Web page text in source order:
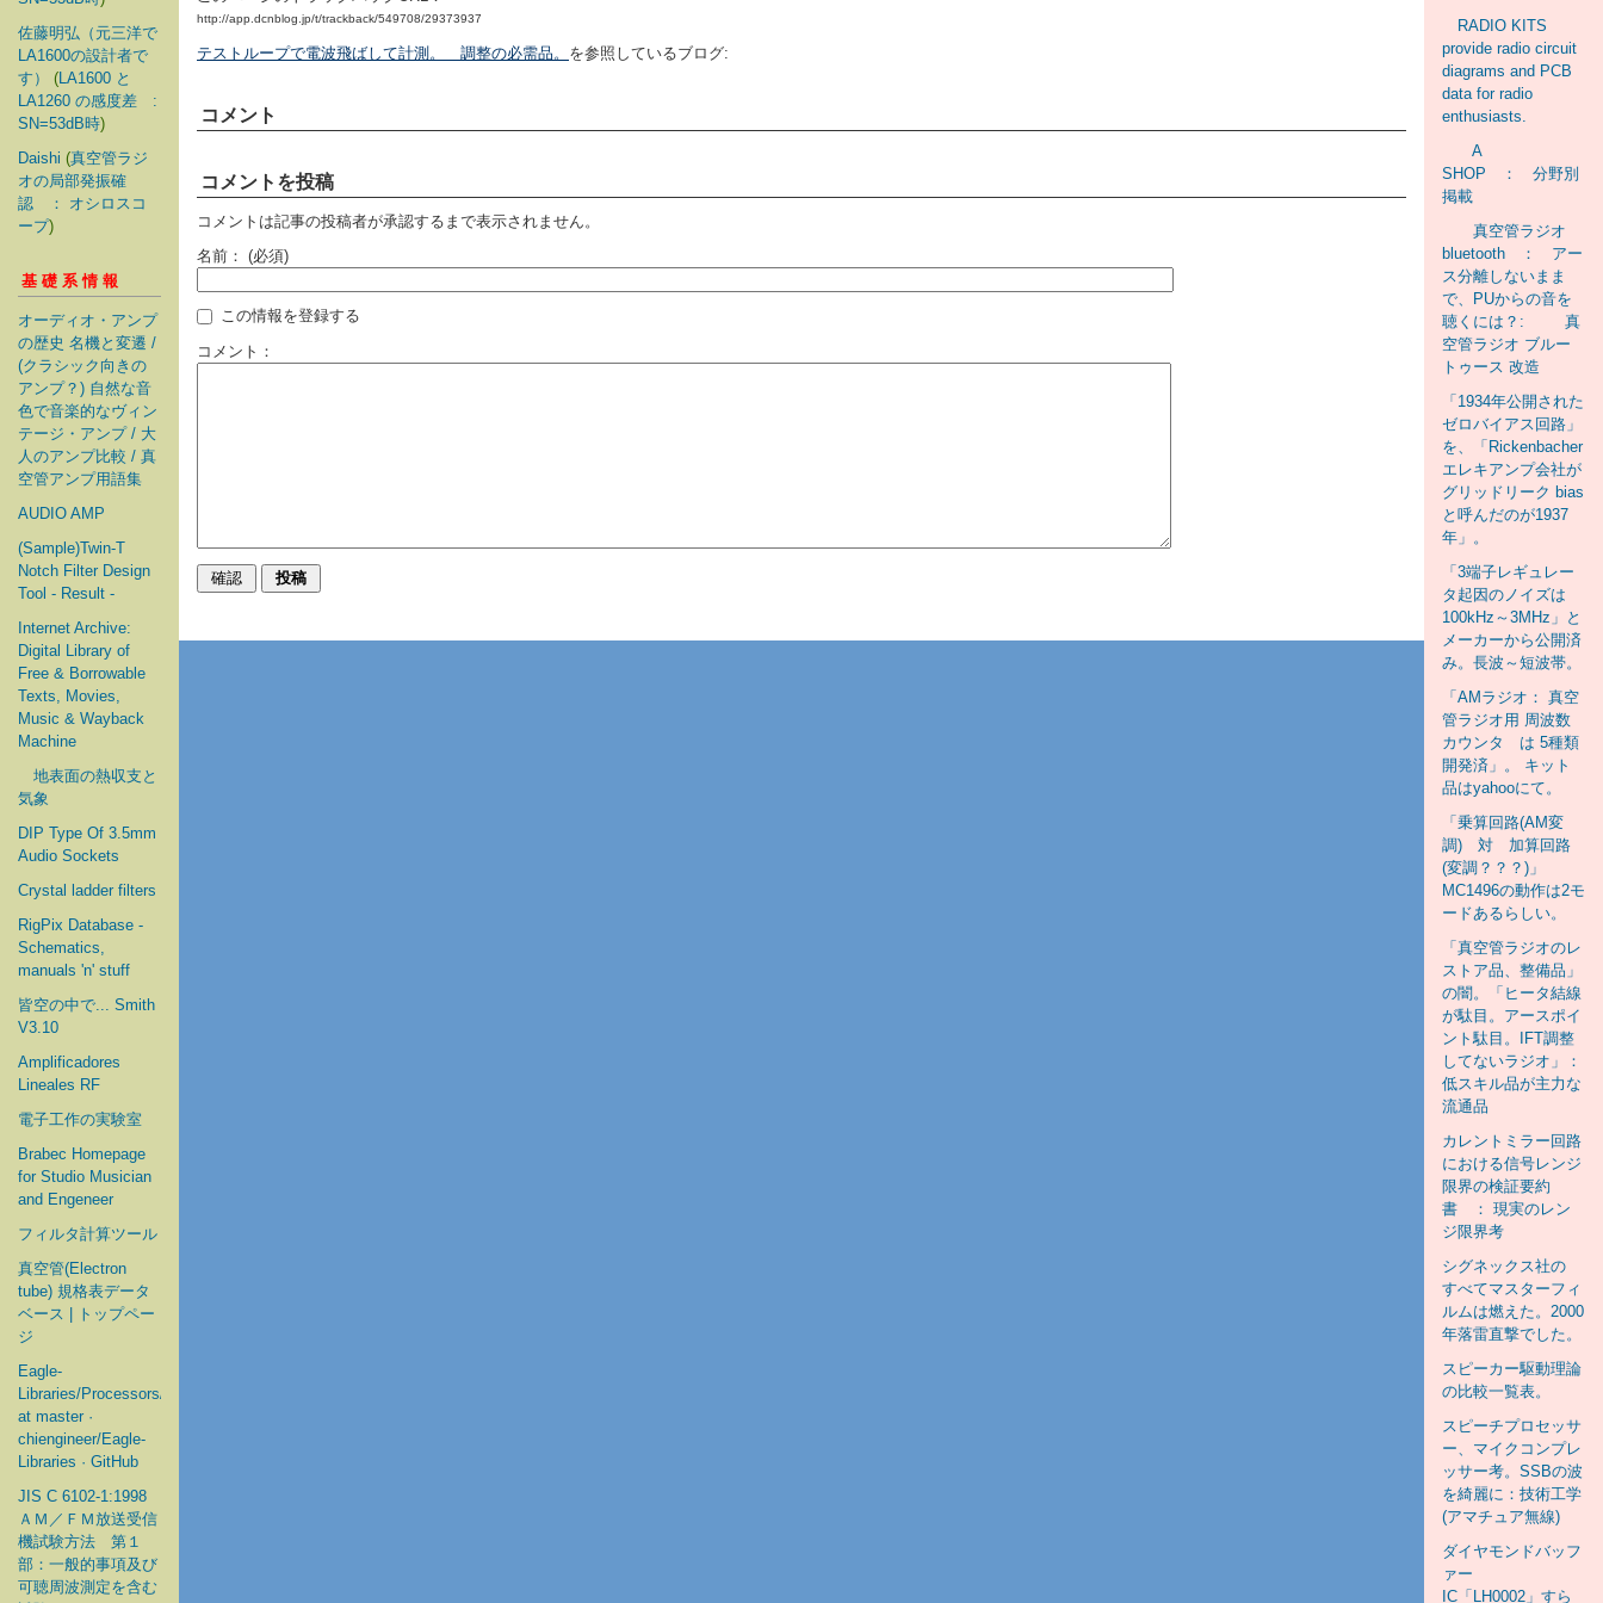
佐藤明弘（元三洋で
LA1600の設計者で
す）
(LA1600 と
LA1260 の感度差 :
SN=53dB時)
Daishi (真空管ラジ
オの局部発振確
認 ： オシロスコ
ープ)
基礎系情報
オーディオ・アンプ
の歴史 名機と変遷 /
(クラシック向きの
アンプ？) 自然な音
色で音楽的なヴィン
テージ・アンプ / 大
人のアンプ比較 / 真
空管アンプ用語集
AUDIO AMP
(Sample)Twin-T
Notch Filter Design
Tool - Result -
Internet Archive:
Digital Library of
Free & Borrowable
Texts, Movies,
Music & Wayback
Machine
地表面の熱収支と
気象
DIP Type Of 3.5mm
Audio Sockets
Crystal ladder filters
RigPix Database -
Schematics,
manuals 'n' stuff
皆空の中で... Smith
V3.10
Amplificadores
Lineales RF
電子工作の実験室
Brabec Homepage
for Studio Musician
and Engeneer
フィルタ計算ツール
真空管(Electron
tube) 規格表データ
ベース | トップペー
ジ
Eagle-
Libraries/Processors/Microchip
at master ·
chiengineer/Eagle-
Libraries · GitHub
JIS C 6102-1:1998
ＡＭ／ＦＭ放送受信
機試験方法 第１
部：一般的事項及び
可聴周波測定を含む
http://app.dcnblog.jp/t/trackback/549708/29373937
テストループで電波飛ばして計測。 調整の必需品。 を参照しているブログ:
コメント
コメントを投稿
コメントは記事の投稿者が承認するまで表示されません。
名前： (必須)
この情報を登録する
コメント：
RADIO KITS
provide radio circuit
diagrams and PCB
data for radio
enthusiasts.
A
SHOP ： 分野別
掲載
真空管ラジオ
bluetooth ： アー
ス分離しないまま
で、PUからの音を
聴くには？: 真
空管ラジオ ブルー
トゥース 改造
「1934年公開された
ゼロバイアス回路」
を、「Rickenbacher
エレキアンプ会社が
グリッドリーク bias
と呼んだのが1937
年」。
「3端子レギュレー
タ起因のノイズは
100kHz～3MHz」と
メーカーから公開済
み。長波～短波帯。
「AMラジオ： 真空
管ラジオ用 周波数
カウンタ は 5種類
開発済」。 キット
品はyahooにて。
「乗算回路(AM変
調) 対 加算回路
(変調？？？)」
MC1496の動作は2モ
ードあるらしい。
「真空管ラジオのレ
ストア品、整備品」
の闇。「ヒータ結線
が駄目。アースポイ
ント駄目。IFT調整
してないラジオ」：
低スキル品が主力な
流通品
カレントミラー回路
における信号レンジ
限界の検証要約
書 ： 現実のレン
ジ限界考
シグネックス社の
すべてマスターフィ
ルムは燃えた。2000
年落雷直撃でした。
スピーカー駆動理論
の比較一覧表。
スピーチプロセッサ
ー、マイクコンプレ
ッサー考。SSBの波
を綺麗に：技術工学
(アマチュア無線)
ダイヤモンドバッフ
ァー
IC「LH0002」すら